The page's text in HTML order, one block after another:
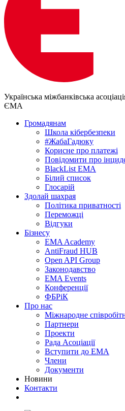
Українська міжбанківська
ЄМА
Громадянам
Школа кібербезпеки
#ЖабаГадюку
Корисне про платежі
Повідомити про
BlackList EMA
Білий список
Глосарій
Здолай шахрая
Політика приватності
Переможцi
Відгуки
Бізнесу
EMA Academy
AntiFraud HUB
Open API Group
Законодавство
EMA Events
Конференції
ФБРіК
Про нас
Міжнародне
Партнери
Проекти
Рада Асоціації
Вступити до ЕМА
Члени
Документи
Новини
Контакти